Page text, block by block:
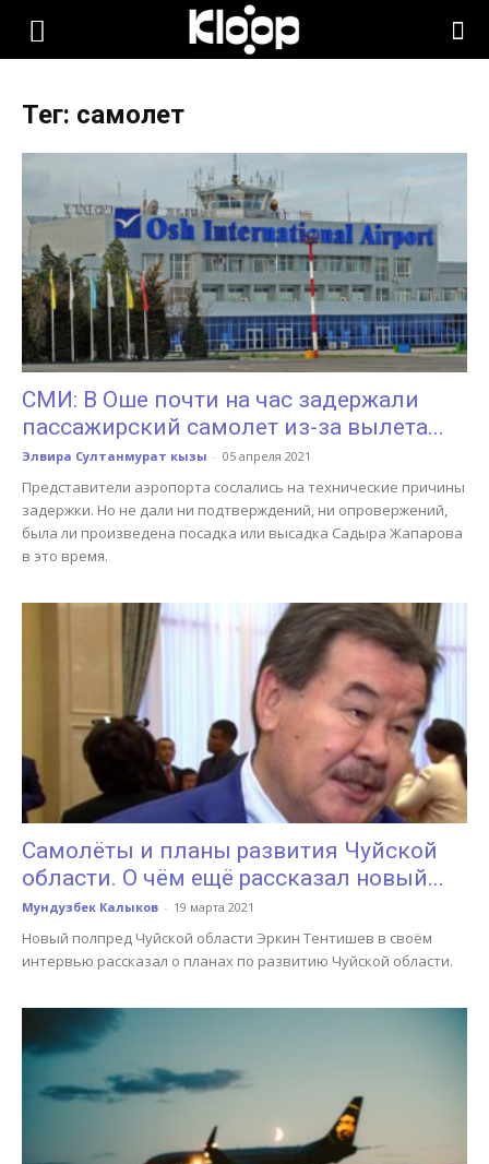
KLOOP.KG
Новости
Кыргызстана
Тег: самолет
СМИ: В Оше почти на час задержали
пассажирский самолет из-за вылета...
Элвира Султанмурат кызы - 05 апреля 2021
Представители аэропорта сослались на технические причины
задержки. Но не дали ни подтверждений, ни опровержений,
была ли произведена посадка или высадка Садыра Жапарова
в это время.
Самолёты и планы развития Чуйской
области. О чём ещё рассказал новый...
Мундузбек Калыков - 19 марта 2021
Новый полпред Чуйской области Эркин Тентишев в своём
интервью рассказал о планах по развитию Чуйской области.